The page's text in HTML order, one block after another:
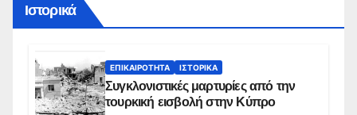
Ιστορικά
ΕΠΙΚΑΙΡΌΤΗΤΑ ΙΣΤΟΡΙΚΆ
Συγκλονιστικές μαρτυρίες από την
τουρκική εισβολή στην Κύπρο